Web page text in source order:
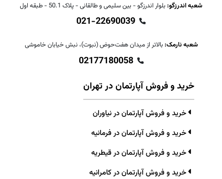
شعبه اندرزگو: بلوار اندرزگو - بین سلیمی و طالقانی - پلاک 50.1 - طبقه اول
021-22690039
شعبه نارمک: بالاتر از میدان هفت‌حوض (نبوت)، نبش خیابان خاموشی
02177180058
خرید و فروش آپارتمان در تهران
خرید و فروش آپارتمان در نیاوران
خرید و فروش آپارتمان در فرمانیه
خرید و فروش آپارتمان در قیطریه
خرید و فروش آپارتمان در کامرانیه